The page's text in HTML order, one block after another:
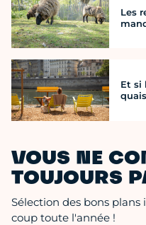
Les
Et si
VOUS NE
TOUJOURS
Sélection des bons
coup toute l'année !